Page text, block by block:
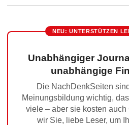
NEU: UNTERSTÜTZEN
Unabhängiger
unabhängige
Die NachDenkSeiten
Meinungsbildung wichtig,
viele – aber sie kosten
wir Sie, liebe Leser, um